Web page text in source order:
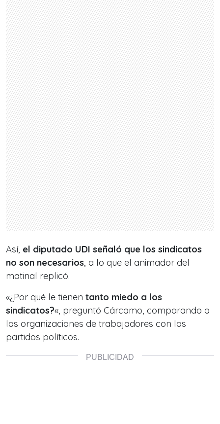
Así, el diputado UDI señaló que los sindicatos
no son necesarios, a lo que el animador del
matinal replicó.
«¿Por qué le tienen tanto miedo a los
sindicatos?«, preguntó Cárcamo, comparando a
las organizaciones de trabajadores con los
partidos políticos.